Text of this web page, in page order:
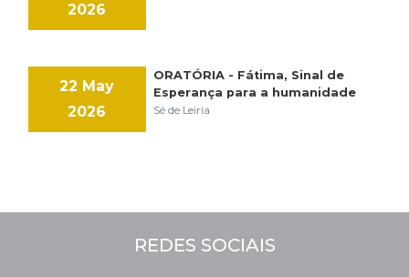
2026
22 May
2026
ORATÓRIA - Fátima, Sinal de
Esperança para a humanidade
Sé de Leiria
REDES SOCIAIS